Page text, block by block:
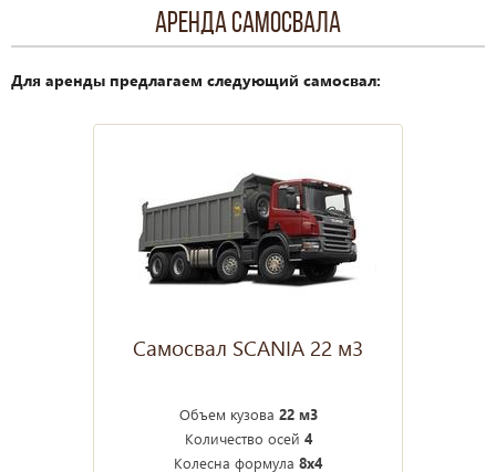
Аренда самосвала
Для аренды предлагаем следующий самосвал:
Самосвал SCANIA 22 м3
Объем кузова 22 м3
Количество осей 4
Колесна формула 8х4